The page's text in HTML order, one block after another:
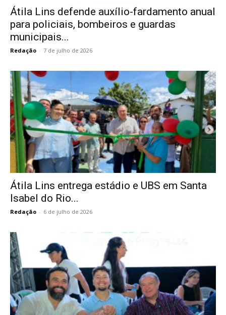
Átila Lins defende auxílio-fardamento anual
para policiais, bombeiros e guardas
municipais...
Redação - 7 de julho de 2026
Átila Lins entrega estádio e UBS em Santa
Isabel do Rio...
Redação - 6 de julho de 2026